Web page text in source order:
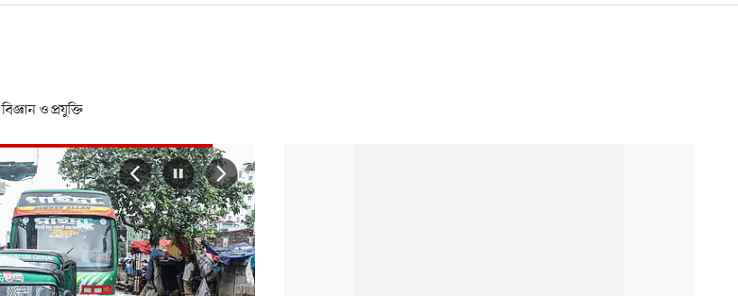
বিজ্ঞান ও প্রযুক্তি